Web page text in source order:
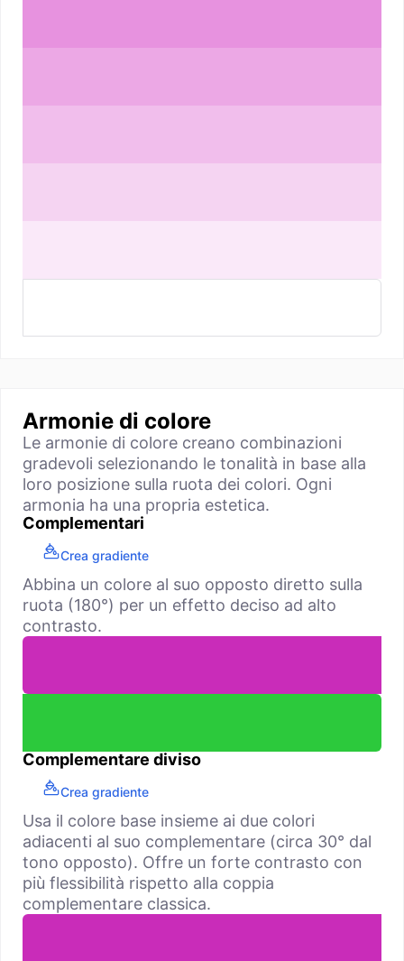
Armonie di colore
Le armonie di colore creano combinazioni
gradevoli selezionando le tonalità in base alla
loro posizione sulla ruota dei colori. Ogni
armonia ha una propria estetica.
Complementari
Crea gradiente
Abbina un colore al suo opposto diretto sulla
ruota (180°) per un effetto deciso ad alto
contrasto.
Complementare diviso
Crea gradiente
Usa il colore base insieme ai due colori
adiacenti al suo complementare (circa 30° dal
tono opposto). Offre un forte contrasto con
più flessibilità rispetto alla coppia
complementare classica.